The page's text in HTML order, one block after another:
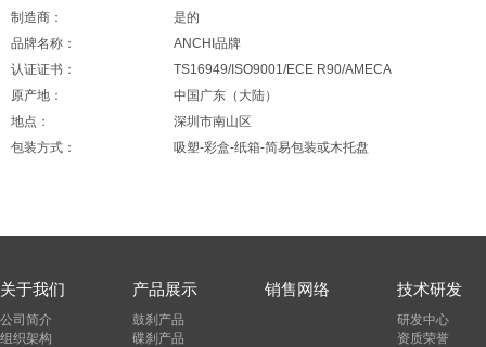
制造商：
是的
品牌名称：
ANCHI 品牌
认证证书：
TS16949/ISO9001/ECE R90/AMECA
原产地：
中国广东（大陆）
地点：
深圳市南山区
包装方式：
吸塑-彩盒-纸箱-简易包装或木托盘
关于我们
公司简介
组织架构
产品展示
鼓刹产品
碟刹产品
销售网络 技术研发
研发中心
资质荣誉